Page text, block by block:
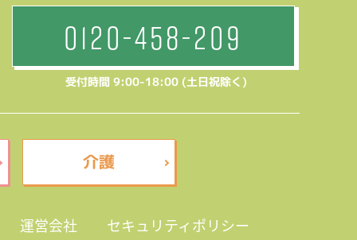
0120-458-209
受付時間 9:00-18:00 (土日祝除く)
介護
運営会社 セキュリティポリシー